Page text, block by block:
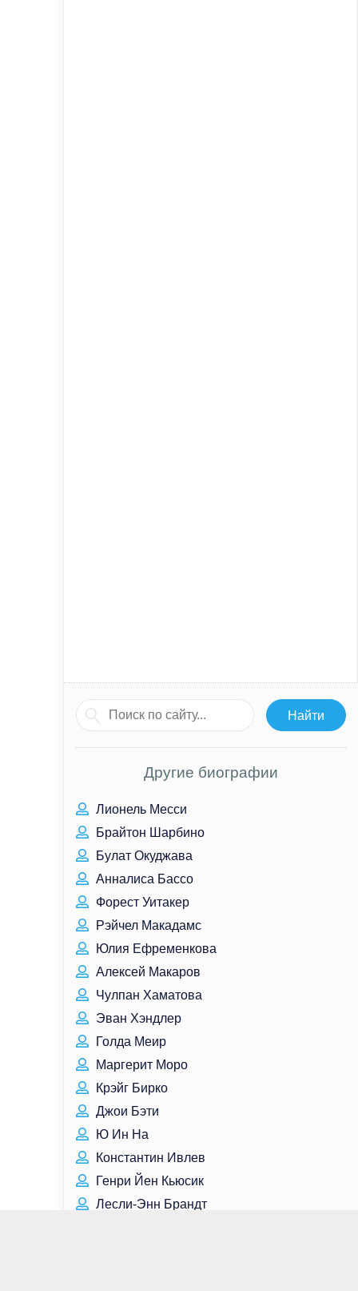
Другие биографии
Лионель Месси
Брайтон Шарбино
Булат Окуджава
Анналиса Бассо
Форест Уитакер
Рэйчел Макадамс
Юлия Ефременкова
Алексей Макаров
Чулпан Хаматова
Эван Хэндлер
Голда Меир
Маргерит Моро
Крэйг Бирко
Джои Бэти
Ю Ин На
Константин Ивлев
Генри Йен Кьюсик
Лесли-Энн Брандт